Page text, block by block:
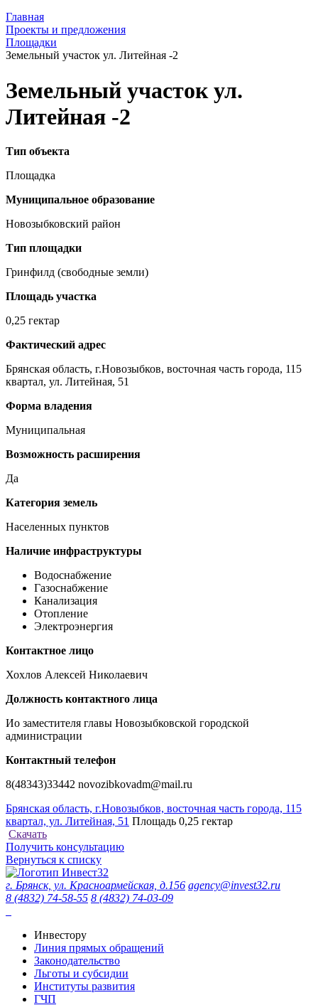
Главная
Проекты и предложения
Площадки
Земельный участок ул. Литейная -2
Земельный участок ул.
Литейная -2
Тип объекта
Площадка
Муниципальное образование
Новозыбковский район
Тип площадки
Гринфилд (свободные земли)
Площадь участка
0,25 гектар
Фактический адрес
Брянская область, г.Новозыбков, восточная часть города, 115
квартал, ул. Литейная, 51
Форма владения
Муниципальная
Возможность расширения
Да
Категория земель
Населенных пунктов
Наличие инфраструктуры
Водоснабжение
Газоснабжение
Канализация
Отопление
Электроэнергия
Контактное лицо
Хохлов Алексей Николаевич
Должность контактного лица
Ио заместителя главы Новозыбковской городской
администрации
Контактный телефон
8(48343)33442 novozibkovadm@mail.ru
Брянская область, г.Новозыбков, восточная часть города, 115
квартал, ул. Литейная, 51 Площадь 0,25 гектар
Скачать
Получить консультацию
Вернуться к списку
г. Брянск, ул. Красноармейская, д.156 agency@invest32.ru
8 (4832) 74-58-55 8 (4832) 74-03-09
Инвестору
Линия прямых обращений
Законодательство
Льготы и субсидии
Институты развития
ГЧП